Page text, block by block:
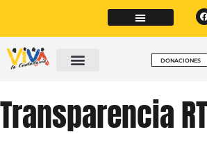
DONACIONES
Transparencia